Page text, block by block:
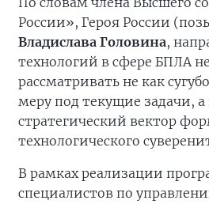
России», Героя России
Владислава Головина,
технологий в сфере БПЛА
рассматривать не как
меру под текущие задачи, а
стратегический вектор
технологического
В рамках реализации
специалистов по